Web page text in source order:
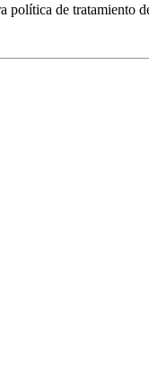
política de tratamiento